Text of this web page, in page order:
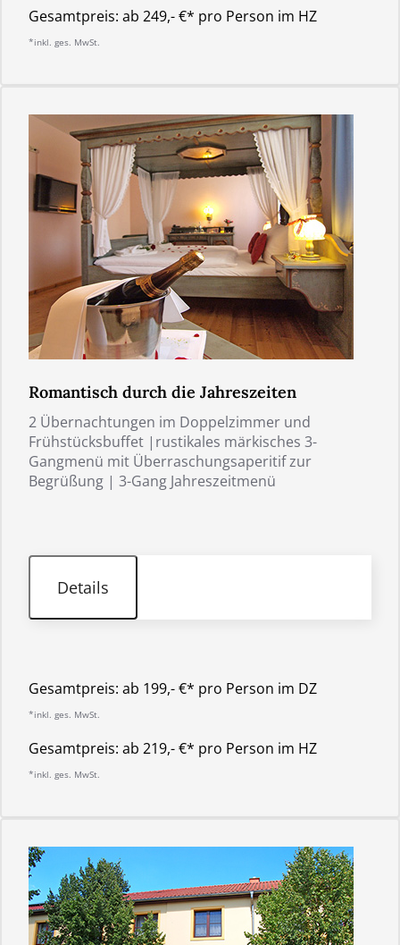
Gesamtpreis: ab 249,- €* pro Person im HZ
*inkl. ges. MwSt.
Romantisch durch die Jahreszeiten
2 Übernachtungen im Doppelzimmer und
Frühstücksbuffet |rustikales märkisches 3-
Gangmenü mit Überraschungsaperitif zur
Begrüßung | 3-Gang Jahreszeitmenü
Details
Gesamtpreis: ab 199,- €* pro Person im DZ
*inkl. ges. MwSt.
Gesamtpreis: ab 219,- €* pro Person im HZ
*inkl. ges. MwSt.